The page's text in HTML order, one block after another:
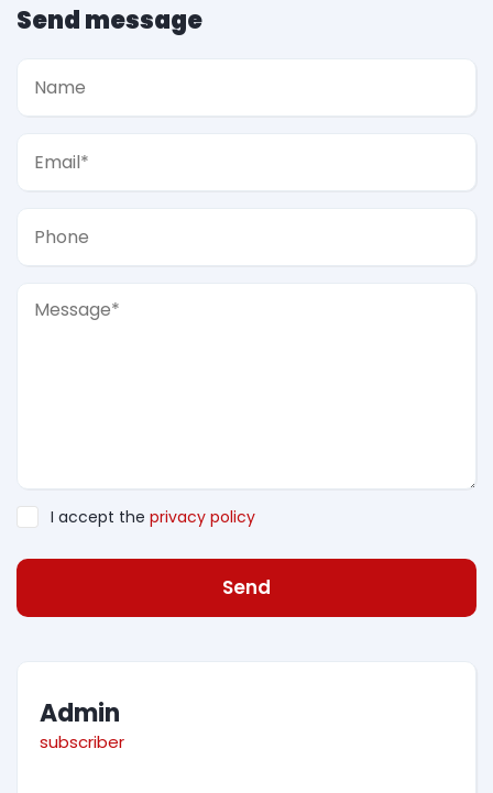
Send message
I accept the privacy policy
Send
Admin
subscriber